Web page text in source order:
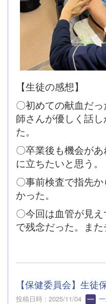
【生徒の感想】
〇初めての献血だ
師さんが優しく話
た。
〇卒業後も機会が
に立ちたいと思う。
〇事前検査で指先
かった。
〇今回は血管が見
で残念だった。また
【保健委員会】生
投稿日時 : 2025/11/04